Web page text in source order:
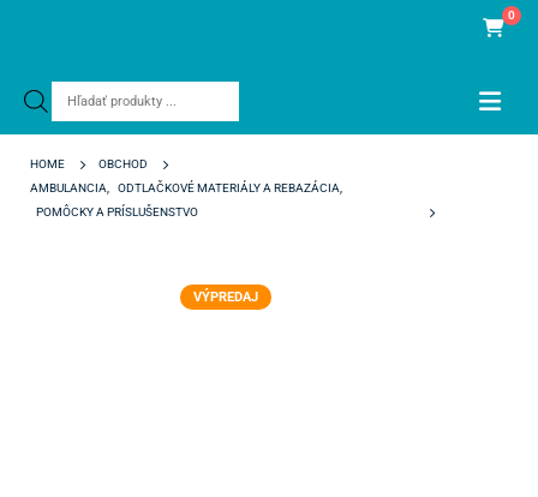
Products
0
HOME
OBCHOD
AMBULANCIA
ODTLAČKOVÉ MATERIÁLY A REBAZÁCIA
POMÔCKY A PRÍSLUŠENSTVO
VÝPREDAJ